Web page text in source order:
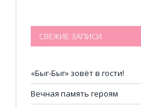
СВЕЖИЕ ЗАПИСИ
«Быг-Быг» зовёт в гости!
Вечная память героям